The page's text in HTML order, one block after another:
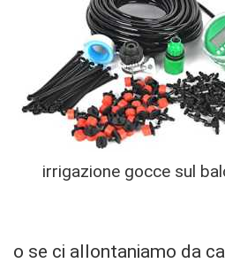
irrigazione gocce sul
o se ci allontaniamo da